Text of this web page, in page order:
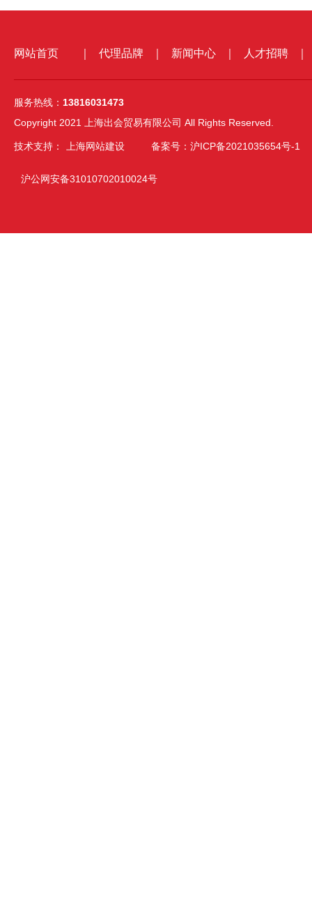
网站首页 代理品牌 新闻中心 人才招聘
服务热线： 13816031473
Copyright 2021 上海出会贸易有限公司 All Rights Reserved.
技术支持： 上海网站建设 备案号：沪ICP备2021035654号-1
沪公网安备31010702010024号